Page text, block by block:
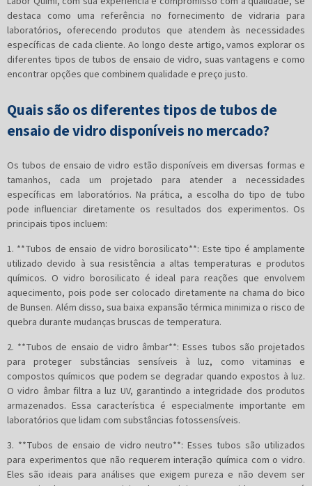
destaca como uma referência no fornecimento de vidraria para
laboratórios, oferecendo produtos que atendem às necessidades
específicas de cada cliente. Ao longo deste artigo, vamos explorar os
diferentes tipos de tubos de ensaio de vidro, suas vantagens e como
encontrar opções que combinem qualidade e preço justo.
Quais são os diferentes tipos de tubos de
ensaio de vidro disponíveis no mercado?
Os tubos de ensaio de vidro estão disponíveis em diversas formas e
tamanhos, cada um projetado para atender a necessidades
específicas em laboratórios. Na prática, a escolha do tipo de tubo
pode influenciar diretamente os resultados dos experimentos. Os
principais tipos incluem:
1. **Tubos de ensaio de vidro borosilicato**: Este tipo é amplamente
utilizado devido à sua resistência a altas temperaturas e produtos
químicos. O vidro borosilicato é ideal para reações que envolvem
aquecimento, pois pode ser colocado diretamente na chama do bico
de Bunsen. Além disso, sua baixa expansão térmica minimiza o risco de
quebra durante mudanças bruscas de temperatura.
2. **Tubos de ensaio de vidro âmbar**: Esses tubos são projetados
para proteger substâncias sensíveis à luz, como vitaminas e
compostos químicos que podem se degradar quando expostos à luz.
O vidro âmbar filtra a luz UV, garantindo a integridade dos produtos
armazenados. Essa característica é especialmente importante em
laboratórios que lidam com substâncias fotossensíveis.
3. **Tubos de ensaio de vidro neutro**: Esses tubos são utilizados
para experimentos que não requerem interação química com o vidro.
Eles são ideais para análises que exigem pureza e não devem ser